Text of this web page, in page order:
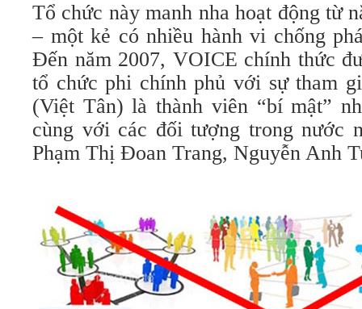
Tổ chức này manh nha hoạt động từ
– một kẻ có nhiều hành vi chống
Đến năm 2007, VOICE chính thức
tổ chức phi chính phủ với sự tham
(Việt Tân) là thành viên “bí mật”
cùng với các đối tượng trong nước
Phạm Thị Đoan Trang, Nguyễn Anh